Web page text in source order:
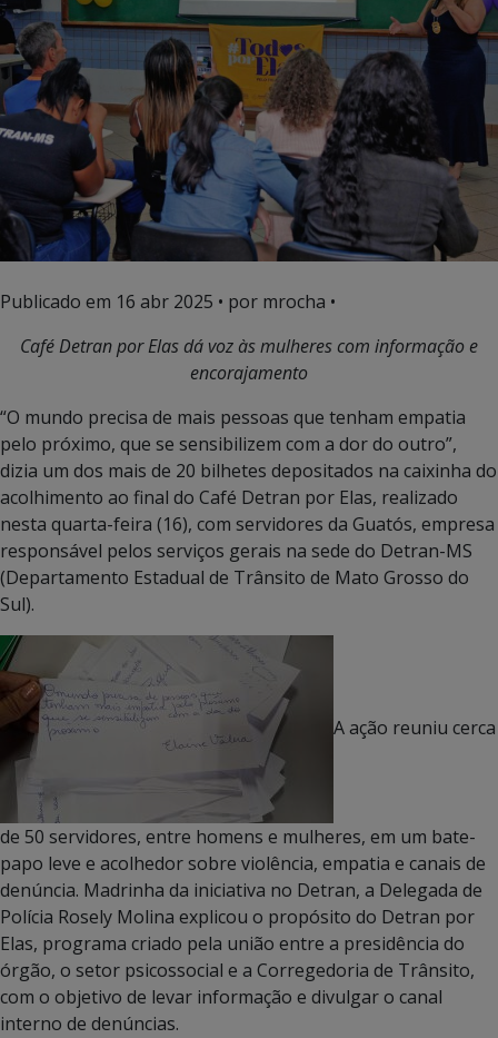
Publicado em 16 abr 2025 • por mrocha •
Café Detran por Elas dá voz às mulheres com informação e
encorajamento
“O mundo precisa de mais pessoas que tenham empatia
pelo próximo, que se sensibilizem com a dor do outro”,
dizia um dos mais de 20 bilhetes depositados na caixinha do
acolhimento ao final do Café Detran por Elas, realizado
nesta quarta-feira (16), com servidores da Guatós, empresa
responsável pelos serviços gerais na sede do Detran-MS
(Departamento Estadual de Trânsito de Mato Grosso do
Sul).
A ação reuniu cerca
de 50 servidores, entre homens e mulheres, em um bate-
papo leve e acolhedor sobre violência, empatia e canais de
denúncia. Madrinha da iniciativa no Detran, a Delegada de
Polícia Rosely Molina explicou o propósito do Detran por
Elas, programa criado pela união entre a presidência do
órgão, o setor psicossocial e a Corregedoria de Trânsito,
com o objetivo de levar informação e divulgar o canal
interno de denúncias.